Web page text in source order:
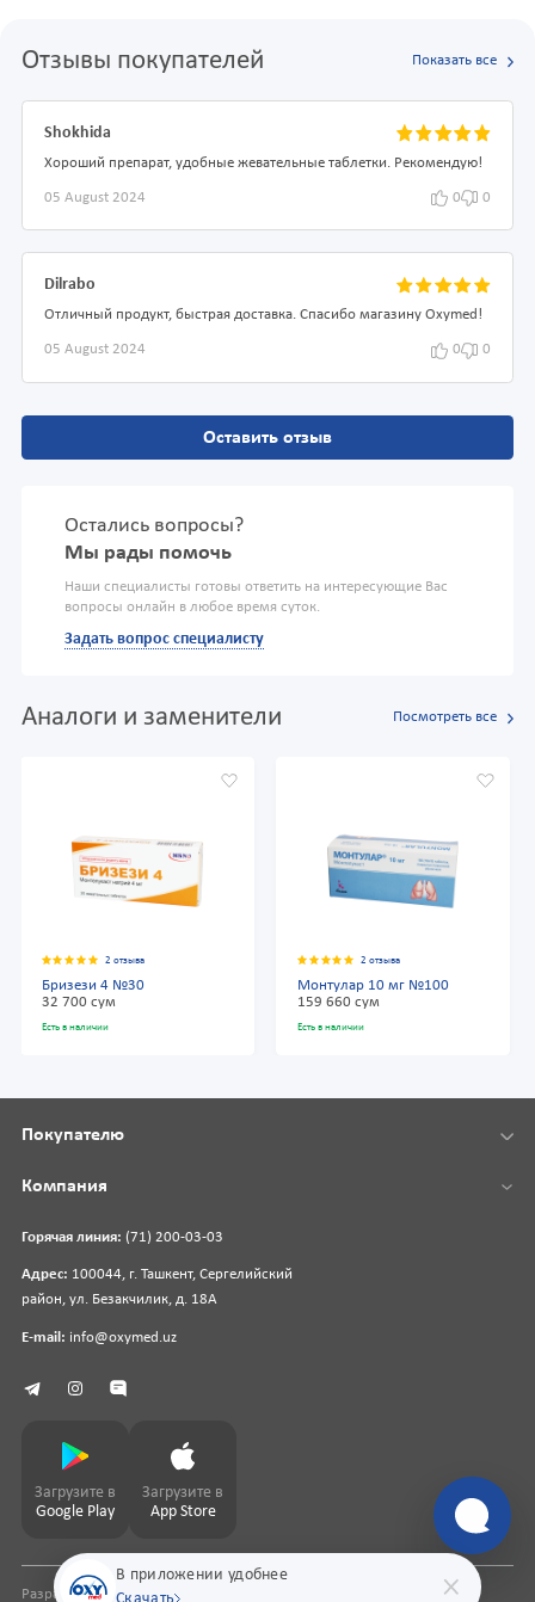
Отзывы покупателей Показать все
Shokhida
Хороший препарат, удобные жевательные таблетки. Рекомендую!
05 August 2024 0 0
Dilrabo
Отличный продукт, быстрая доставка. Спасибо магазину Oxymed!
05 August 2024 0 0
Оставить отзыв
Остались вопросы?
Мы рады помочь
Наши специалисты готовы ответить на интересующие Вас
вопросы онлайн в любое время суток.
Задать вопрос специалисту
Аналоги и заменители Посмотреть все
2 отзыва
Бризези 4 №30
32 700 сум
Есть в наличии
2 отзыва
Монтулар 10 мг №100
159 660 сум
Есть в наличии
В приложении удобнее
Горячая линия: (71) 200-03-03
Адрес: 100044, г. Ташкент, Сергелийский
район, ул. Безакчилик, д. 18А
E-mail: info@oxymed.uz
Покупателю
Компания
Загрузите в
Google Play
Загрузите в
App Store
Разработка сайтаpharmit.uz